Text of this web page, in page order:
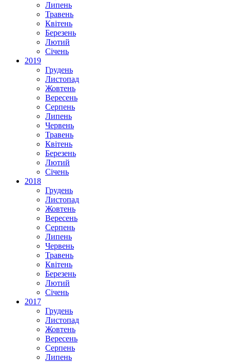
Липень
Травень
Квітень
Березень
Лютий
Січень
2019
Грудень
Листопад
Жовтень
Вересень
Серпень
Липень
Червень
Травень
Квітень
Березень
Лютий
Січень
2018
Грудень
Листопад
Жовтень
Вересень
Серпень
Липень
Червень
Травень
Квітень
Березень
Лютий
Січень
2017
Грудень
Листопад
Жовтень
Вересень
Серпень
Липень